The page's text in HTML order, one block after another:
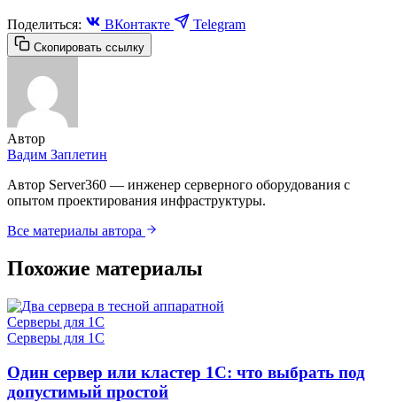
Поделиться: ВКонтакте Telegram
Скопировать ссылку
Автор
Вадим Заплетин
Автор Server360 — инженер серверного оборудования с
опытом проектирования инфраструктуры.
Все материалы автора
Похожие материалы
Серверы для 1С
Серверы для 1С
Один сервер или кластер 1С: что выбрать под
допустимый простой